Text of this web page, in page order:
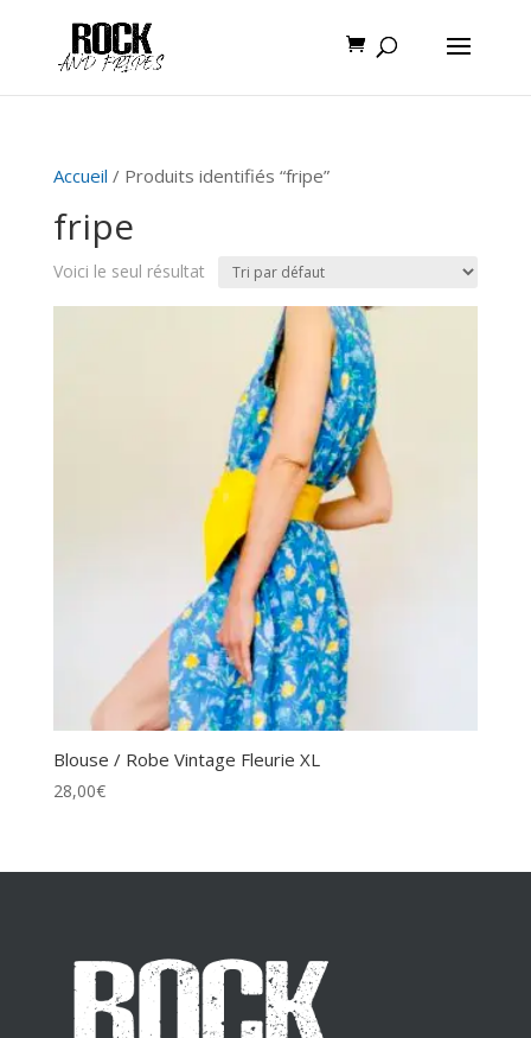
Accueil / Produits identifiés “fripe”
fripe
Voici le seul résultat
Blouse / Robe Vintage Fleurie XL
28,00€